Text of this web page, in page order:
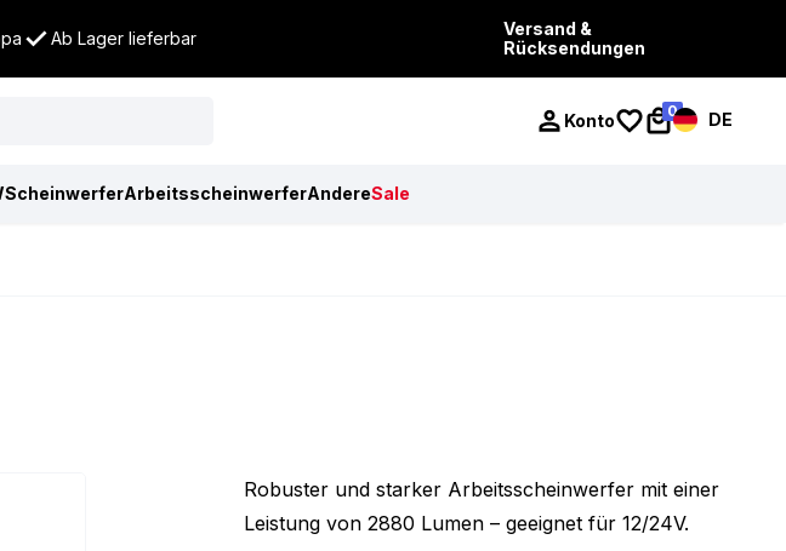
Ab Lager lieferbar
Versand &
Rücksendungen
Konto 0 DE
ScheinwerferArbeitsscheinwerferAndereSale
Robuster und starker Arbeitsscheinwerfer mit einer
Leistung von 2880 Lumen – geeignet für 12/24V.